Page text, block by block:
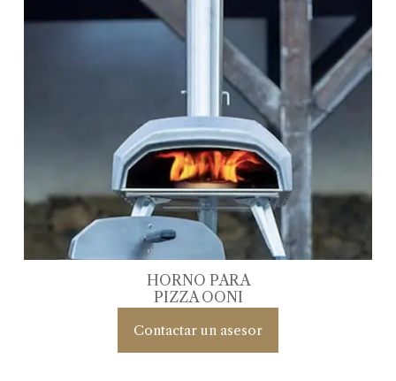
HORNO PARA
PIZZA OONI
Contactar un asesor